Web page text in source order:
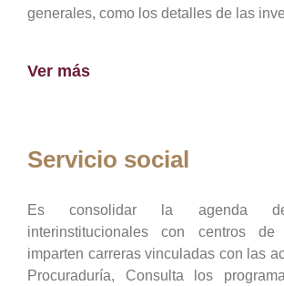
generales, como los detalles de las
Ver más
Servicio social
Es consolidar la agenda
interinstitucionales con centros
imparten carreras vinculadas con las
Procuraduría, Consulta los